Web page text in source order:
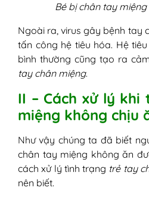
Bé bị chân tay
Ngoài ra, virus gây bệnh tay
tấn công hệ tiêu hóa. Hệ
bình thường cũng tạo ra
tay chân miệng.
II – Cách xử lý
miệng không chịu
Như vậy chúng ta đã biết
chân tay miệng không ăn
cách xử lý tình trạng trẻ tay
nên biết.